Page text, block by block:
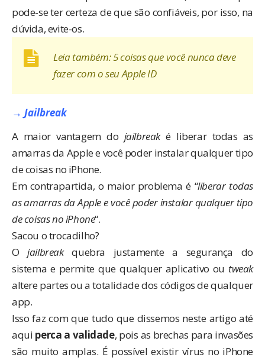
pode-se ter certeza de que são confiáveis, por isso, na
dúvida, evite-os.
Leia também:5 coisas que você nunca deve
fazer com o seu Apple ID
→ Jailbreak
A maior vantagem do jailbreaké liberar todas as
amarras da Apple e você poder instalar qualquer tipo
de coisas no iPhone.
Em contrapartida, o maior problema é “liberar todas
as amarras da Apple e você poder instalar qualquer tipo
de coisas no iPhone“.
Sacou o trocadilho?
Ojailbreakquebra justamente a segurança do
sistema e permite que qualquer aplicativo ou tweak
altere partes ou a totalidade dos códigos de qualquer
app.
Isso faz com que tudo que dissemos neste artigo até
aqui perca a validade, pois as brechas para invasões
são muito amplas. É possível existir vírus no iPhone